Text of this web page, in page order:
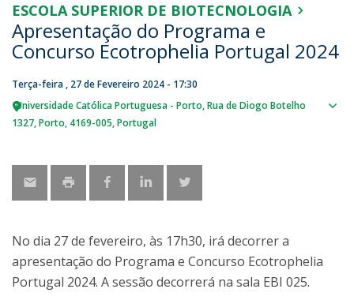
ESCOLA SUPERIOR DE BIOTECNOLOGIA
Apresentação do Programa e
Concurso Ecotrophelia Portugal 2024
Terça-feira , 27 de Fevereiro 2024 - 17:30
Universidade Católica Portuguesa - Porto Rua de Diogo Botelho
1327 Porto 4169-005 Portugal
No dia 27 de fevereiro, às 17h30, irá decorrer a
apresentação do Programa e Concurso Ecotrophelia
Portugal 2024. A sessão decorrerá na sala EBI 025.